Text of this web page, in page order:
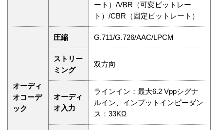
ート）/VBR（可変ビットレー
ト）/CBR（固定ビットレート）
オーディ
オコーデ
ック
圧縮 G.711/G.726/AAC/LPCM
ストリー
ミング
双方向
オーディ
オ入力
ラインイン：最大6.2 Vppシグナ
ルイン、インプットインピーダン
ス：33KΩ